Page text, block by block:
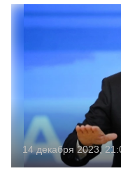
14 декабря 2023,